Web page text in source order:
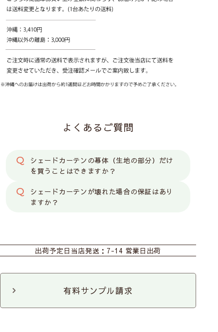
なります。
◆ シェードカーテンについて ◆
操作は2種類からお選びください
プ）
ドラム式
イプ）
よくあるご質問
シェードカーテンの幕体（生地の部分）だけ
を買うことはできますか？
シェードカーテンが壊れた場合の保証はあり
ますか？
出荷予定日 当店発送：7-14 営業日出荷
有料サンプル請求